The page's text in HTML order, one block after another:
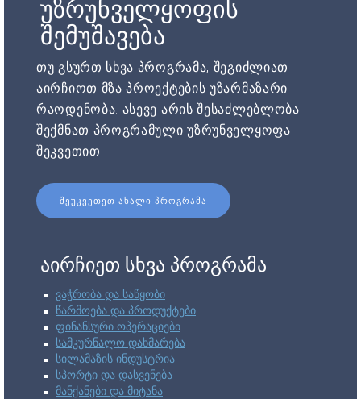
უზრუნველყოფის
შემუშავება
თუ გსურთ სხვა პროგრამა, შეგიძლიათ
აირჩიოთ მზა პროექტების უზარმაზარი
რაოდენობა. ასევე არის შესაძლებლობა
შექმნათ პროგრამული უზრუნველყოფა
შეკვეთით.
ᲨᲔᲣᲙᲕᲔᲗᲔᲗ ᲐᲮᲐᲚᲘ ᲞᲠᲝᲒᲠᲐᲛᲐ
აირჩიეთ სხვა პროგრამა
ვაჭრობა და საწყობი
წარმოება და პროდუქტები
ფინანსური ოპერაციები
სამკურნალო დახმარება
სილამაზის ინდუსტრია
სპორტი და დასვენება
მანქანები და მიტანა